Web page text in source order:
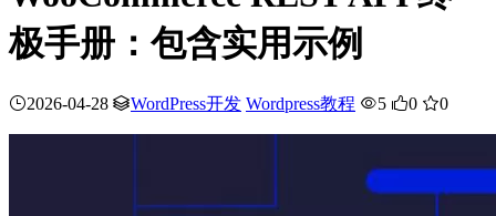
极手册：包含实用示例
2026-04-28 WordPress开发 Wordpress教程 5 0 0